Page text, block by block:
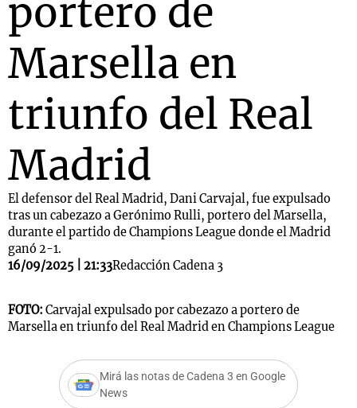
portero de
Marsella en
triunfo del Real
Madrid
El defensor del Real Madrid, Dani Carvajal, fue expulsado
tras un cabezazo a Gerónimo Rulli, portero del Marsella,
durante el partido de Champions League donde el Madrid
ganó 2-1.
16/09/2025 | 21:33Redacción Cadena 3
FOTO: Carvajal expulsado por cabezazo a portero de
Marsella en triunfo del Real Madrid en Champions League
Mirá las notas de Cadena 3 en Google
News